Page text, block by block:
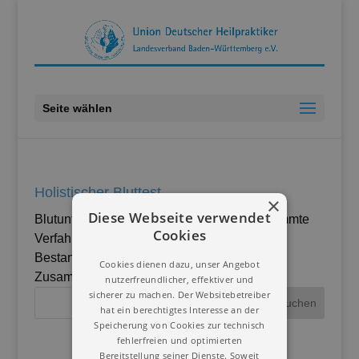
Seite wählen
Holistischer Bluttest
Blutuntersuchungen, bei denen durch bestimmte
Verfahren – physikalisch oder chemisch –
Bestandteile des Blutes und seiner
Zusammensetzung untersucht werden.
Diese Webseite verwendet
Cookies
Cookies dienen dazu, unser Angebot
nutzerfreundlicher, effektiver und
sicherer zu machen. Der Websitebetreiber
hat ein berechtigtes Interesse an der
Speicherung von Cookies zur technisch
fehlerfreien und optimierten
Bereitstellung seiner Dienste. Soweit
×